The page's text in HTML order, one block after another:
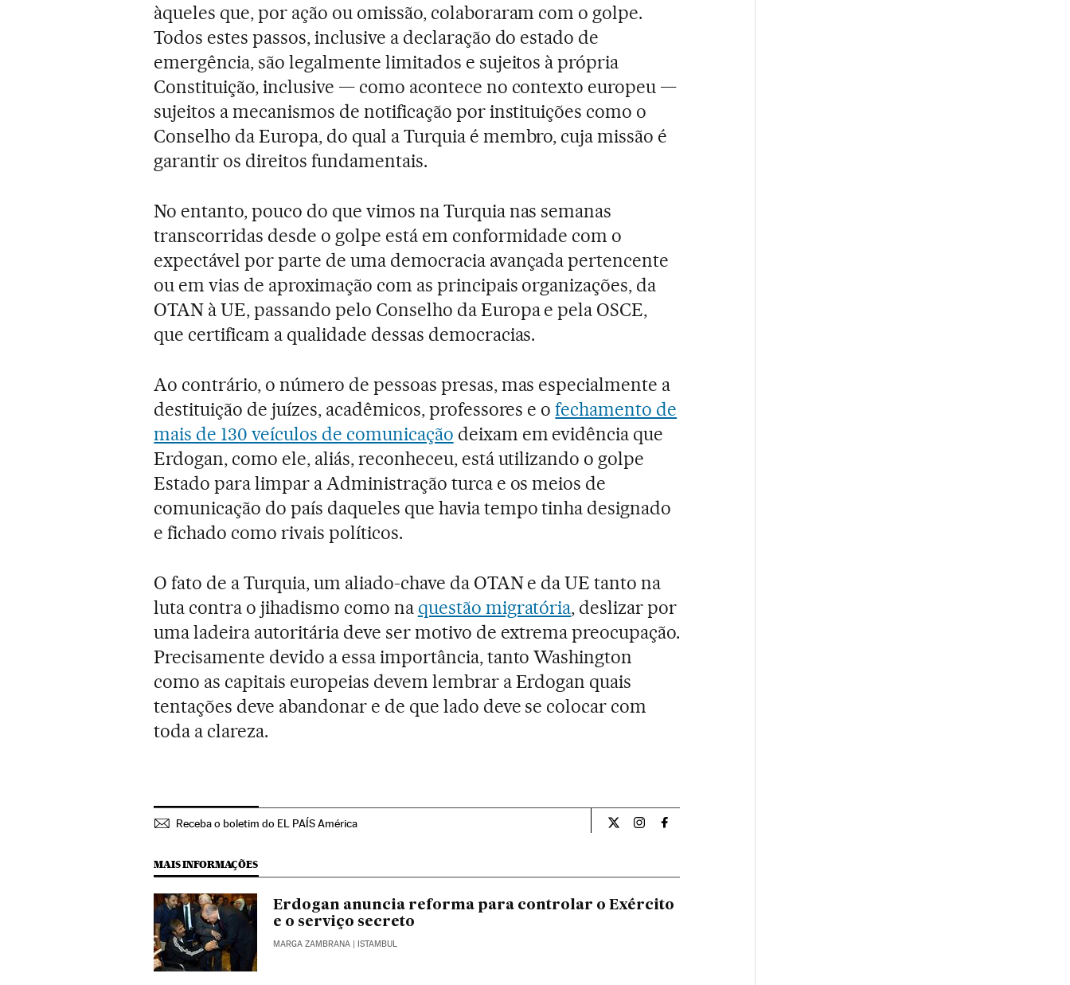
àqueles que, por ação ou omissão, colaboraram com o golpe.
Todos estes passos, inclusive a declaração do estado de
emergência, são legalmente limitados e sujeitos à própria
Constituição, inclusive — como acontece no contexto europeu —
sujeitos a mecanismos de notificação por instituições como o
Conselho da Europa, do qual a Turquia é membro, cuja missão é
garantir os direitos fundamentais.
No entanto, pouco do que vimos na Turquia nas semanas
transcorridas desde o golpe está em conformidade com o
expectável por parte de uma democracia avançada pertencente
ou em vias de aproximação com as principais organizações, da
OTAN à UE, passando pelo Conselho da Europa e pela OSCE,
que certificam a qualidade dessas democracias.
Ao contrário, o número de pessoas presas, mas especialmente a
destituição de juízes, acadêmicos, professores e ofechamento de
mais de 130 veículos de comunicação deixam em evidência que
Erdogan, como ele, aliás, reconheceu, está utilizando o golpe
Estado para limpar a Administração turca e os meios de
comunicação do país daqueles que havia tempo tinha designado
e fichado como rivais políticos.
O fato de a Turquia, um aliado-chave da OTAN e da UE tanto na
luta contra o jihadismo como na questão migratória, deslizar por
uma ladeira autoritária deve ser motivo de extrema preocupação.
Precisamente devido a essa importância, tanto Washington
como as capitais europeias devem lembrar a Erdogan quais
tentações deve abandonar e de que lado deve se colocar com
toda a clareza.
Receba o boletim do EL PAÍS América Opiniao El País Brasil en Twitter
Opiniao El País Brasil en Instagram
Opiniao El País Brasil en Facebook
MAIS INFORMAÇÕES
Erdogan anuncia reforma para controlar o Exército
e o serviço secreto
MARGA ZAMBRANA | ISTAMBUL